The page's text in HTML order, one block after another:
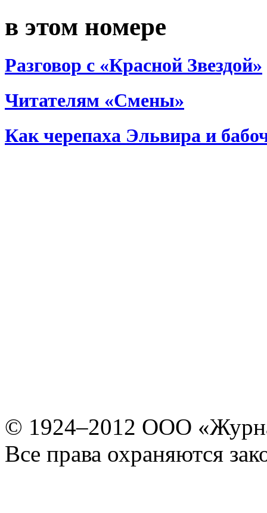
в этом номере
Разговор с «Красной Звездой»
Читателям «Смены»
Как черепаха Эльвира и
© 1924–2012 ООО
Все права охраняются